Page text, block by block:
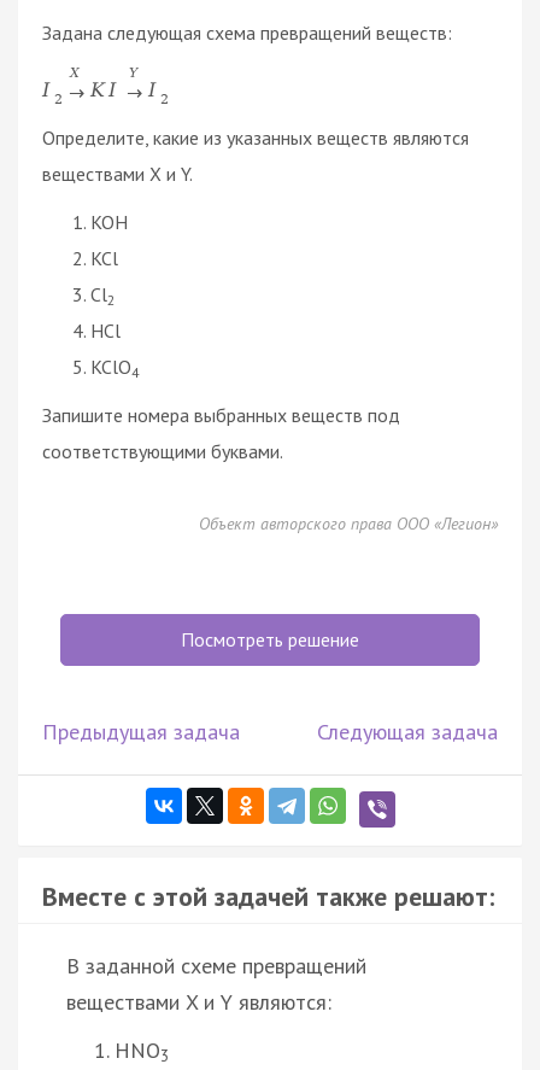
Задана следующая схема превращений веществ:
I 2
X
→ K I
Y
→ I 2
Определите, какие из указанных веществ являются
веществами X и Y.
KOH
KCl
Cl2
HCl
KClO4
Запишите номера выбранных веществ под
соответствующими буквами.
Объект авторского права ООО «Легион»
Посмотреть решение
Предыдущая задача Следующая задача
Вместе с этой задачей также решают:
В заданной схеме превращений
веществами X и Y являются:
HNO3